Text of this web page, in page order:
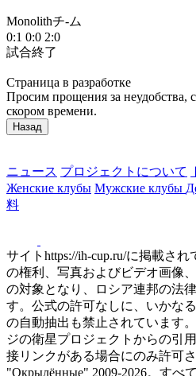
Monolithチ-ム
0:1 0:0 2:0
試合終了
Страница в разработке
Просим прощения за неудобства,
скором времени.
Назад
ニュース プロジェクトについて
Женские клубы Мужские клубы
料
サイトhttps://ih-cup.ru/に掲載さ
の権利、写真およびビデオ画像
の対象となり、ロシア連邦の法
す。公式の許可なしに、いかな
の自動抽出も禁止されています
ジの衛星プロジェクトからの引
接リンクがある場合にのみ許可
"Окрылённые" 2009-2026。すべ